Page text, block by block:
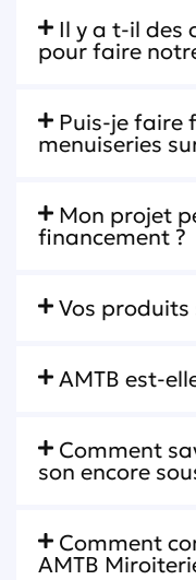
Il y a t-il des
pour faire
Puis-je faire
menuiseries
Mon projet
financement ?
Vos
AMTB est-
Comment
son encore
Comment
AMTB